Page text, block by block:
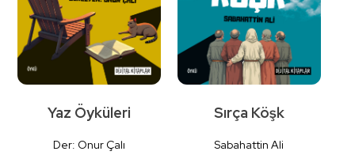
Yaz Öyküleri
Der: Onur Çalı
Sırça Köşk
Sabahattin Ali